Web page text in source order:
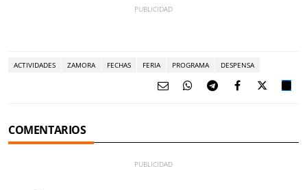
ACTIVIDADES ZAMORA FECHAS FERIA PROGRAMA DESPENSA
COMENTARIOS